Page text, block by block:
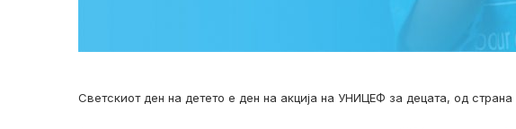
Светскиот ден на детето е ден на акција на УНИЦЕФ за децата, од страна